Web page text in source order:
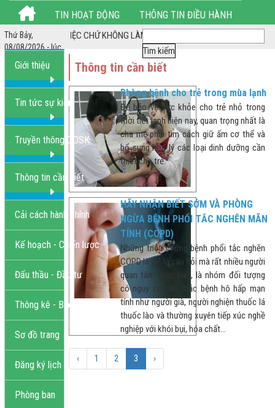
TIN HOẠT ĐỘNG THÔNG TIN ĐIỀU HÀNH
THỦ TỤC HÀNH CHÍNH HÌNH ẢNH HOẠT ĐỘNG
LIÊN HỆ
Thứ Bảy,
08/08/2026 - lúc
1:14:42 PM
LÀM HẾT VIỆC CHỨ KHÔNG LÀM HẾT GIỜ ***
Giới thiệu
Tin tức sự kiện
Truyền thông GDSK
Thông tin cần biết
Cải cách hành chính
Kế hoạch - Chiến lược
Đấu thầu - Đầu tư
Thông kê - Báo cáo
Sơ đồ trang
Đăng ký lịch khám
Phòng ban
Thông tin cần biết
Phòng bệnh cho trẻ trong mùa lạnh
Để bảo vệ sức khỏe cho trẻ nhỏ trong
thời tiết lạnh hiện nay, quan trọng nhất là
cha mẹ phải tìm cách giữ ấm cơ thể và
bổ sung hợp lý các loại dinh dưỡng cần
thiết cho trẻ.
HÃY NHẬN BIẾT SỚM VÀ PHÒNG
NGỪA BỆNH PHỔI TẮC NGHẼN MÃN
TÍNH (COPD)
Những triệu chứng bệnh phổi tắc nghẽn
COPD là gì? là câu hỏi mà rất nhiều người
quan tâm. Đặc biệt, là nhóm đối tượng
có nguy cơ cao mắc bệnh hô hấp mạn
tính như người già, người nghiện thuốc lá
thuốc lào và thường xuyên tiếp xúc nghề
nghiệp với khói bụi, hóa chất…
‹ 1 2 3 ›